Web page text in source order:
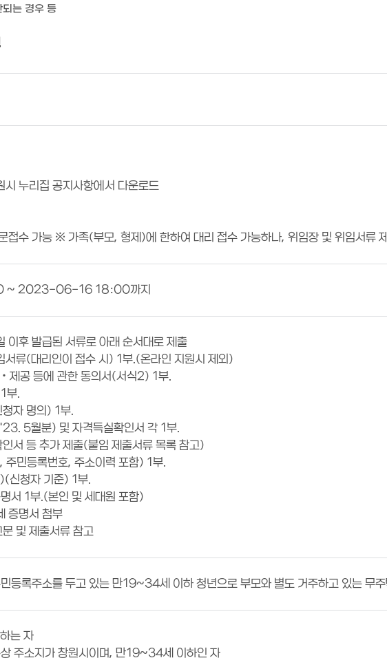
는 경우 등
누리집 공지사항에서 다운로드
접수 가능 ※ 가족(부모, 형제)에 한하여 대리 접수 가능하나, 위임장 및 위임서류
2023-06-16 18:00까지
이후 발급된 서류로 아래 순서대로 제출
류(대리인이 접수 시) 1부.(온라인 지원시 제외)
공 등에 관한 동의서(서식2) 1부.
부.
자 명의) 1부.
5월분) 및 자격득실확인서 각 1부.
서 등 추가 제출(붙임 제출서류 목록 참고)
민등록번호, 주소이력 포함) 1부.
신청자 기준) 1부.
서 1부.(본인 및 세대원 포함)
증명서 첨부
및 제출서류 참고
등록주소를 두고 있는 만19~34세 이하 청년으로 부모와 별도 거주하고 있는 무
는 자
주소지가 창원시이며, 만19~34세 이하인 자